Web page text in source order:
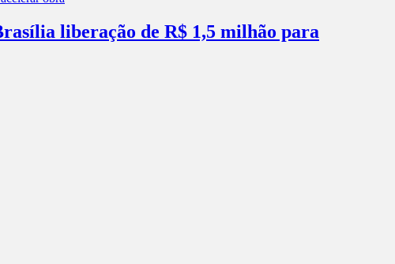
liberação de R$ 1,5 milhão para